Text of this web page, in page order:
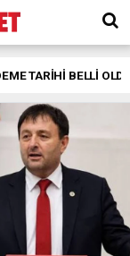
TARİHİ BELLİ